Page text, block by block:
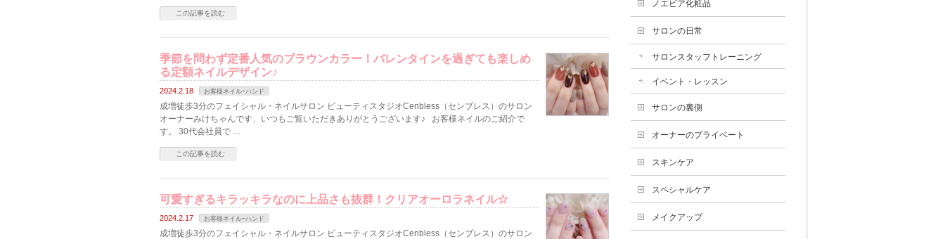
この記事を読む
季節を問わず定番人気のブラウンカラー！バレンタインを過ぎても楽しめ
る定額ネイルデザイン♪
2024.2.18 お客様ネイルｰハンド
成増徒歩3分のフェイシャル・ネイルサロン ビューティスタジオCenbless（センブレス）のサロン
オーナーみけちゃんです、いつもご覧いただきありがとうございます♪ お客様ネイルのご紹介で
す。 30代会社員で …
この記事を読む
可愛すぎるキラッキラなのに上品さも抜群！クリアオーロラネイル☆
2024.2.17 お客様ネイルｰハンド
成増徒歩3分のフェイシャル・ネイルサロン ビューティスタジオCenbless（センブレス）のサロン
ノエビア化粧品
サロンの日常
サロンスタッフトレーニング
イベント・レッスン
サロンの裏側
オーナーのプライベート
スキンケア
スペシャルケア
メイクアップ